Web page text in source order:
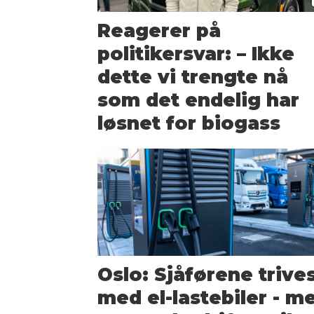
Reagerer på
politikersvar: – Ikke
dette vi trengte nå
som det endelig har
løsnet for biogass
Oslo: Sjåførene
med el-lastebiler -